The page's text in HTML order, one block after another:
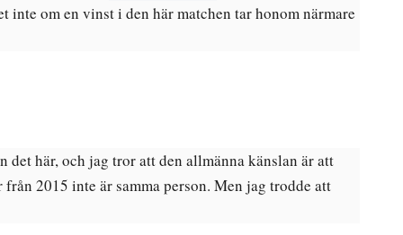
om en vinst i den här matchen tar honom närmare
det här, och jag tror att den allmänna känslan är att
2015 inte är samma person. Men jag trodde att